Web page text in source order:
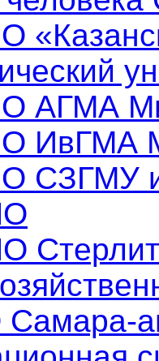
АГМА
ИвГМА
СЗГМУ